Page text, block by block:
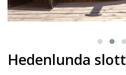
Hedenlunda slott